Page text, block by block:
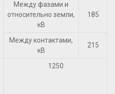
Между фазами и
относительно земли,
кВ
185
Между контактами,
кВ
215
1250